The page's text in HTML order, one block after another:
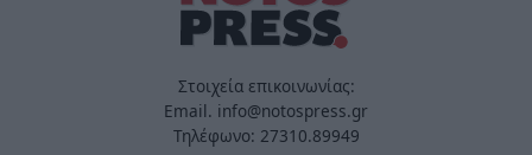
Στοιχεία επικοινωνίας:
Email. info@notospress.gr
Τηλέφωνο: 27310.89949